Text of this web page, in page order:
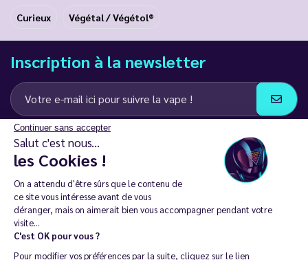
Continuer sans accepter
Salut c'est nous...
les Cookies !
On a attendu d'être sûrs que le contenu de
ce site vous intéresse avant de vous
déranger, mais on aimerait bien vous accompagner pendant votre
visite...
C'est OK pour vous ?
Pour modifier vos préférences par la suite, cliquez sur le lien
Curieux Végétal / Végétol®
Inscription à la newsletter
J’accepte de recevoir des communications e-mail et SMS de la part de
LD Groupe
Restez en contact
La vente de cigarette électronique est interdite chez les moins de